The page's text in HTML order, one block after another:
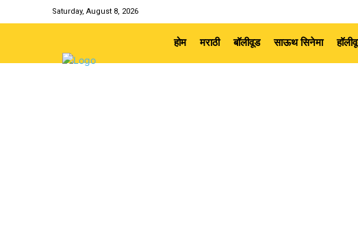
Saturday, August 8, 2026
होम मराठी बॉलीवूड साऊथ सिनेमा